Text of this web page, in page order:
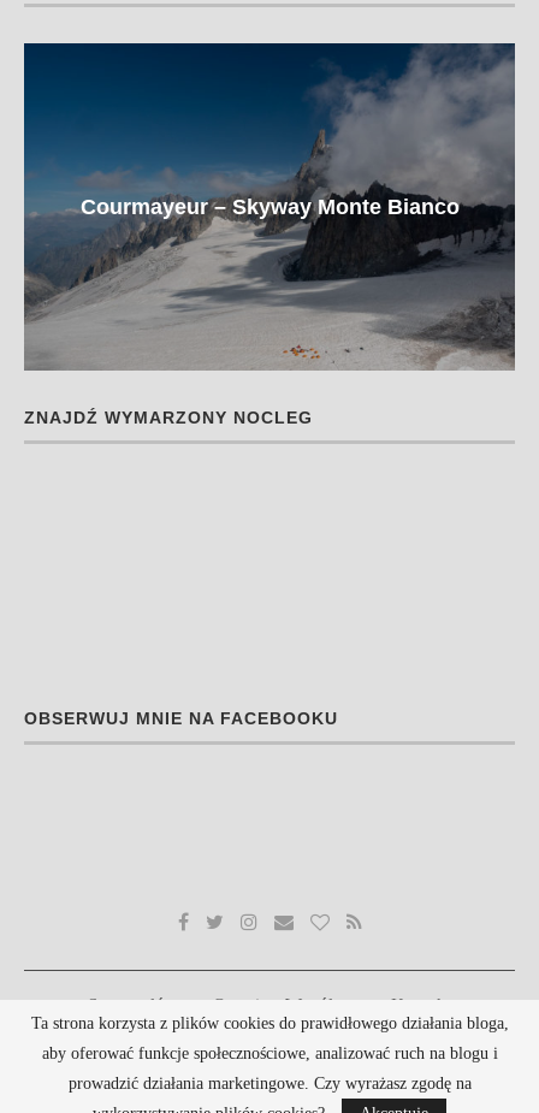
Courmayeur – Skyway Monte Bianco
ZNAJDŹ WYMARZONY NOCLEG
OBSERWUJ MNIE NA FACEBOOKU
Strona główna O mnie Współpraca
Kontakt
Polityka prywatności
Szablon wykonany na bazie szablonu:PenciDesign
Ta strona korzysta z plików cookies do prawidłowego działania bloga,
aby oferować funkcje społecznościowe, analizować ruch na blogu i
prowadzić działania marketingowe. Czy wyrażasz zgodę na